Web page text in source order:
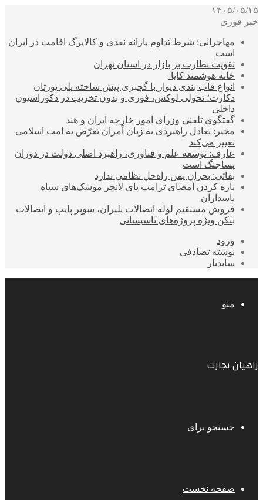
۱۴۰۵/۰۵/۱۵
خبر فوری
مهاجرانی: شرط تداوم یارانه نقدی و کالابرگ اقامت در ایران
است
تقویت نظارت بر بازار در استان تهران
خانه هوشمند کایا
انواع قاب بندی دیوار با گچبری پیش ساخته پلی یورتان
دکارت؛ تحولی لوکس، فوری و بدون تخریب در دکوراسیون
داخلی
گفتگوی تلفنی وزرای امور خارجه ایران و هند
مخبر: تعادل راهبردی به زیان آمران تعرّض به امت اسلامی
تغییر می‌کند
عارف: توسعه علم و فناوری، راهبرد اصلی دولت در دوران
پساجنگ است
بقائی: بحران یمن راه‌حل نظامی ندارد
پاره کردن امضای ترامپ پای لانچر موشک‌های سپاه
پاسداران
فروش مستقیم لوله اتصالات پلیران، سوپر پایپ و اتصالات
بنکن ویژه پروژه‌های تاسیساتی
ورود
نوشته تصادفی
سایدبار
منو
راهیان تجارت
جستجو برای
صفحه نخست